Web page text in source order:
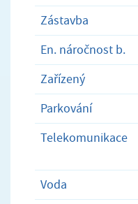
Zástavba
En. náročnost b.
Zařízený
Parkování
Telekomunikace
Voda